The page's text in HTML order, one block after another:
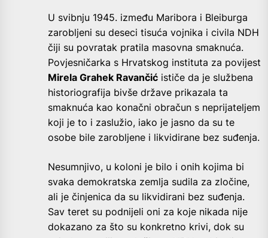
U svibnju 1945. između Maribora i Bleiburga
zarobljeni su deseci tisuća vojnika i civila NDH
čiji su povratak pratila masovna smaknuća.
Povjesničarka s Hrvatskog instituta za povijest
Mirela Grahek Ravančić ističe da je službena
historiografija bivše države prikazala ta
smaknuća kao konačni obračun s neprijateljem
koji je to i zaslužio, iako je jasno da su te
osobe bile zarobljene i likvidirane bez suđenja.
Nesumnjivo, u koloni je bilo i onih kojima bi
svaka demokratska zemlja sudila za zločine,
ali je činjenica da su likvidirani bez suđenja.
Sav teret su podnijeli oni za koje nikada nije
dokazano za što su konkretno krivi, dok su